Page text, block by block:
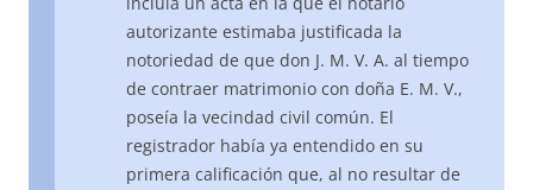
autorizante estimaba justificada la
notoriedad de que don J. M. V. A. al tiempo
de contraer matrimonio con doña E. M. V.,
poseía la vecindad civil común. El
registrador había ya entendido en su
primera calificación que, al no resultar de